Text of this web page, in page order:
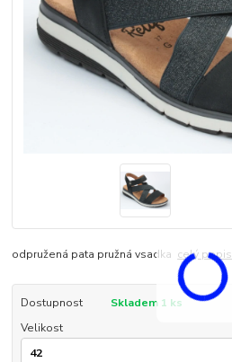
odpružená pata pružná vsadka celý popis
Dostupnost
Skladem 1 ks
Velikost